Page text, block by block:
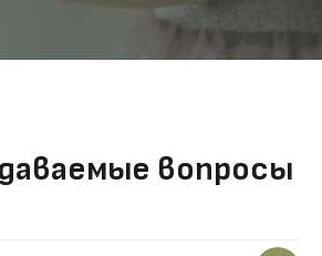
вопросы